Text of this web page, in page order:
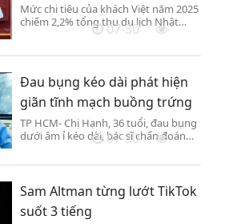
Mức chi tiêu của khách Việt năm 2025
chiếm 2,2% tổng thu du lịch Nhật
Bản, xếp thứ 11 trên thế giới.
07-30
Đau bụng kéo dài phát hiện
giãn tĩnh mạch buồng trứng
TP HCM- Chị Hạnh, 36 tuổi, đau bụng
dưới âm ỉ kéo dài, bác sĩ chẩn đoán
mắc hội chứng sung huyết vùng chậu
do giãn tĩnh mạch buồng trứng.
07-30
Sam Altman từng lướt TikTok
suốt 3 tiếng